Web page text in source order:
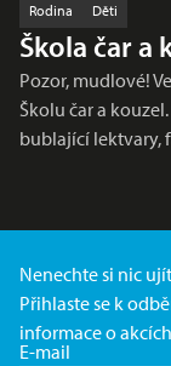
Rodina Děti
Škola čar a
Pozor, mudlové!
Školu čar a
bublající lektvary,
Nenechte si nic ujít
Přihlaste se k
informace o
E-mail